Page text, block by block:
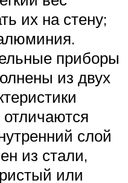
их на стену;
приборы
из двух
слой
из стали,
или